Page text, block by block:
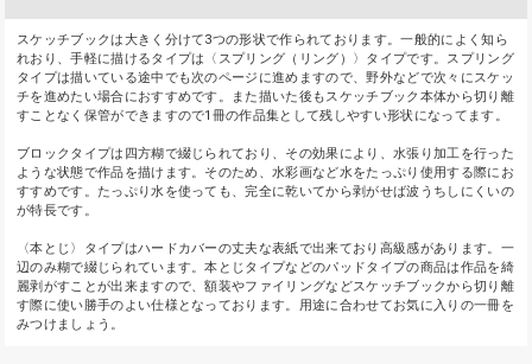
スケッチブックは大きく分けて3つの形状で作られております。一般的によく知ら
れおり、手軽に描けるタイプは〈スプリング（リング）〉タイプです。スプリング
タイプは描いている途中でも次のページに進めますので、野外などで次々にスケッ
チを進めたい場合におすすめです。また描いた後もスケッチブック本体から切り離
すことなく保管ができますので1冊の作品集として残しやすい形状になってます。
ブロックタイプは四方糊で綴じられており、その効果により、水張り加工を行った
ような状態で作品を描けます。そのため、水彩画など水をたっぷり使用する際にお
すすめです。たっぷり水を使っても、完全に乾いてから剥がせば波うちしにくいの
が特長です。
〈本とじ〉タイプはハードカバーの丈夫な表紙で出来ており高級感があります。一
辺のみ糊で綴じられています。本とじタイプなどのパッドタイプの商品は作品を綺
麗剥がすことが出来ますので、額装やファイリングなどスケッチブックから切り離
す際に使い勝手のよい仕様となっております。用途に合わせてお気に入りの一冊を
みつけましょう。